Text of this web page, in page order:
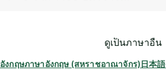
ดูเป็นภาษาอื่น
อังกฤษภาษาอังกฤษ (สหราชอาณาจักร)日本語